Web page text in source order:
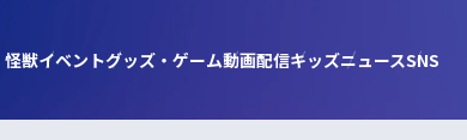
怪獣イベントグッズ・ ゲーム動画配信キッズニュースSNS